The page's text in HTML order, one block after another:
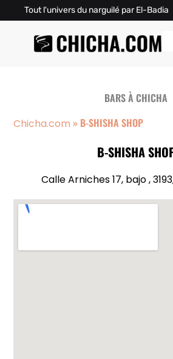
Tout l'univers du narguilé par El-Badia
BARS À CHICHA
Chicha.com » B-SHISHA SHOP
B-SHISHA
Calle Arniches 17, bajo ,